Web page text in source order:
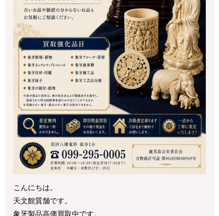
こんにちは。
天文館質舗です。
象牙製品高価買取中です。